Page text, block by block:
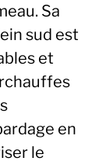
Sa
sud est
et
en
le